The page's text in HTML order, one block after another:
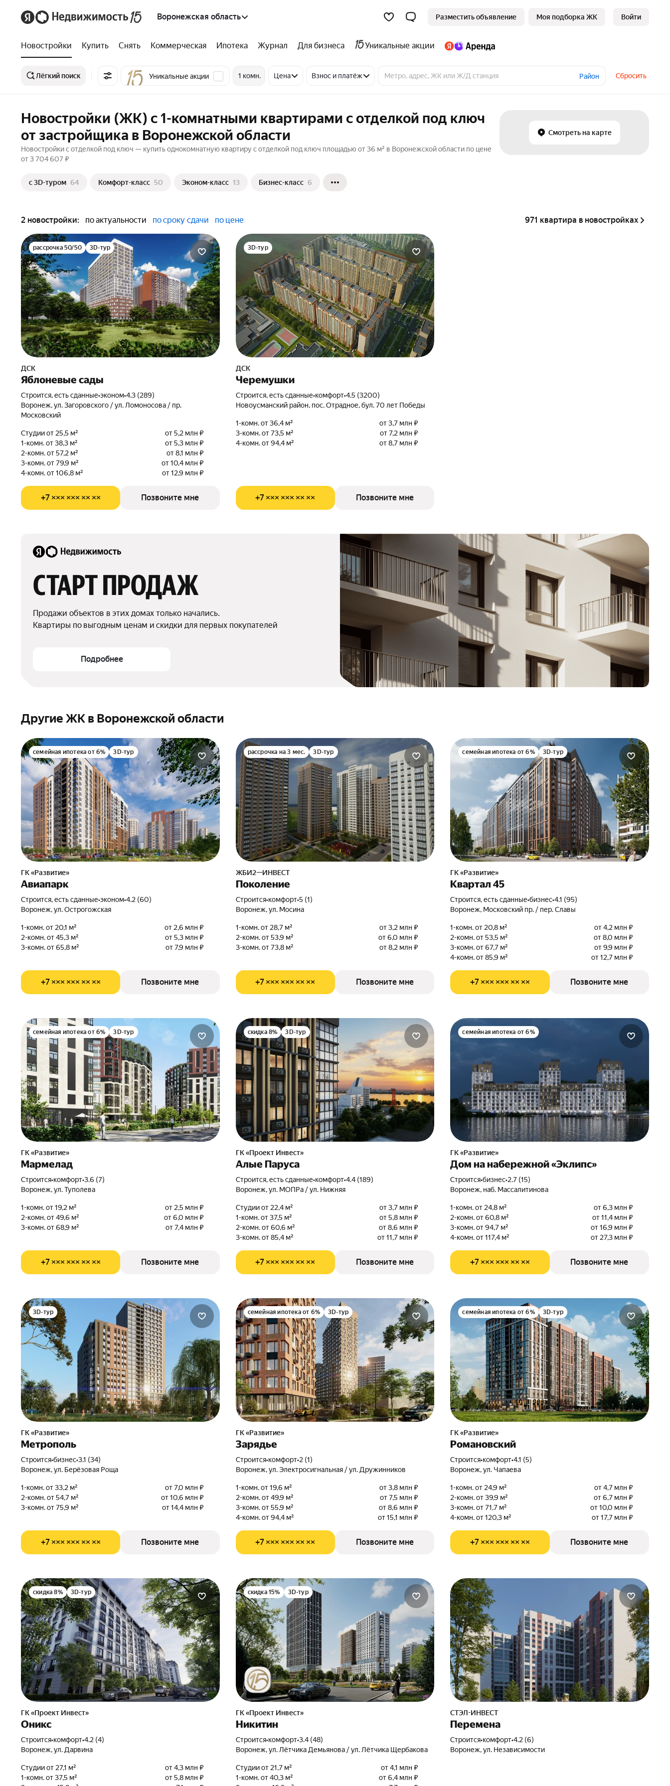
Воронежская область Разместить объявление Моя подборка ЖК Войти
Новостройки Купить Снять Коммерческая Ипотека Журнал Для бизнеса Уникальные акции
Лёгкий поиск Уникальные акции 1 комн. Цена Взнос и платёж Район Сбросить
Новостройки (ЖК) с 1-комнатными квартирами с отделкой под ключ
от застройщика в Воронежской области
Новостройки с отделкой под ключ — купить однокомнатную квартиру с отделкой под ключ площадью от 36 м² в Воронежской области по цене
от 3 704 607 ₽
c 3D-туром 64 Комфорт-класс 50 Эконом-класс 13 Бизнес-класс 6
Смотреть на карте
2 новостройки: по актуальности по сроку сдачи по цене 971 квартира в новостройках
рассрочка 50/50 3D-тур
ДСК
Яблоневые сады
Строится, есть сданные•эконом•4.3 (289)
Воронеж, ул. Загоровского / ул. Ломоносова / пр.
Московский
Студии от 25,5 м²
от 5,2 млн ₽
1-комн. от 38,3 м²
от 5,3 млн ₽
2-комн. от 57,2 м²
от 8,1 млн ₽
3-комн. от 79,9 м²
от 10,4 млн ₽
4-комн. от 106,8 м²
от 12,9 млн ₽
+7 ××× ××× ×× ×× Позвоните мне
3D-тур
ДСК
Черемушки
Строится, есть сданные•комфорт•4.5 (3200)
Новоусманский район, пос. Отрадное, бул. 70 лет Победы
1-комн. от 36,4 м²
от 3,7 млн ₽
3-комн. от 73,5 м²
от 7,2 млн ₽
4-комн. от 94,4 м²
от 8,7 млн ₽
+7 ××× ××× ×× ×× Позвоните мне
СТАРТ ПРОДАЖ
Продажи объектов в этих домах только начались.
Квартиры по выгодным ценам и скидки для первых покупателей
Подробнее
Другие ЖК в Воронежской области
семейная ипотека от 6% 3D-тур
ГК «Развитие»
Авиапарк
Строится, есть сданные•эконом•4.2 (60)
Воронеж, ул. Острогожская
1-комн. от 20,1 м²
от 2,6 млн ₽
2-комн. от 45,3 м²
от 5,3 млн ₽
3-комн. от 65,8 м²
от 7,9 млн ₽
+7 ××× ××× ×× ×× Позвоните мне
рассрочка на 3 мес. 3D-тур
ЖБИ2—ИНВЕСТ
Поколение
Строится•комфорт•5 (1)
Воронеж, ул. Мосина
1-комн. от 28,7 м²
от 3,2 млн ₽
2-комн. от 53,9 м²
от 6,0 млн ₽
3-комн. от 73,8 м²
от 8,2 млн ₽
+7 ××× ××× ×× ×× Позвоните мне
семейная ипотека от 6% 3D-тур
ГК «Развитие»
Квартал 45
Строится, есть сданные•бизнес•4.1 (95)
Воронеж, Московский пр. / пер. Славы
1-комн. от 20,8 м²
от 4,2 млн ₽
2-комн. от 53,5 м²
от 8,0 млн ₽
3-комн. от 67,7 м²
от 9,9 млн ₽
4-комн. от 85,9 м²
от 12,7 млн ₽
+7 ××× ××× ×× ×× Позвоните мне
семейная ипотека от 6% 3D-тур
ГК «Развитие»
Мармелад
Строится•комфорт•3.6 (7)
Воронеж, ул. Туполева
1-комн. от 19,2 м²
от 2,5 млн ₽
2-комн. от 49,6 м²
от 6,0 млн ₽
3-комн. от 68,9 м²
от 7,4 млн ₽
+7 ××× ××× ×× ×× Позвоните мне
скидка 8% 3D-тур
ГК «Проект Инвест»
Алые Паруса
Строится, есть сданные•комфорт•4.4 (189)
Воронеж, ул. МОПРа / ул. Нижняя
Студии от 22,4 м²
от 3,7 млн ₽
1-комн. от 37,5 м²
от 5,8 млн ₽
2-комн. от 60,6 м²
от 8,6 млн ₽
3-комн. от 85,4 м²
от 11,7 млн ₽
+7 ××× ××× ×× ×× Позвоните мне
семейная ипотека от 6%
ГК «Развитие»
Дом на набережной «Эклипс»
Строится•бизнес•2.7 (15)
Воронеж, наб. Массалитинова
1-комн. от 24,8 м²
от 6,3 млн ₽
2-комн. от 60,8 м²
от 11,4 млн ₽
3-комн. от 94,7 м²
от 16,9 млн ₽
4-комн. от 117,4 м²
от 27,3 млн ₽
+7 ××× ××× ×× ×× Позвоните мне
3D-тур
ГК «Развитие»
Метрополь
Строится•бизнес•3.1 (34)
Воронеж, ул. Берёзовая Роща
1-комн. от 33,2 м²
от 7,0 млн ₽
2-комн. от 54,7 м²
от 10,6 млн ₽
3-комн. от 75,9 м²
от 14,4 млн ₽
+7 ××× ××× ×× ×× Позвоните мне
семейная ипотека от 6% 3D-тур
ГК «Развитие»
Зарядье
Строится•комфорт•2 (1)
Воронеж, ул. Электросигнальная / ул. Дружинников
1-комн. от 19,6 м²
от 3,8 млн ₽
2-комн. от 49,9 м²
от 7,5 млн ₽
3-комн. от 55,9 м²
от 8,6 млн ₽
4-комн. от 94,4 м²
от 15,1 млн ₽
+7 ××× ××× ×× ×× Позвоните мне
семейная ипотека от 6% 3D-тур
ГК «Развитие»
Романовский
Строится•комфорт•4.1 (5)
Воронеж, ул. Чапаева
1-комн. от 24,9 м²
от 4,7 млн ₽
2-комн. от 39,9 м²
от 6,7 млн ₽
3-комн. от 71,7 м²
от 10,0 млн ₽
4-комн. от 120,3 м²
от 17,7 млн ₽
+7 ××× ××× ×× ×× Позвоните мне
скидка 8% 3D-тур
ГК «Проект Инвест»
Оникс
Строится•комфорт•4.2 (4)
Воронеж, ул. Дарвина
Студии от 27,1 м²
от 4,3 млн ₽
1-комн. от 37,5 м²
от 5,8 млн ₽
скидка 15% 3D-тур
ГК «Проект Инвест»
Никитин
Строится•комфорт•3.4 (48)
Воронеж, ул. Лётчика Демьянова / ул. Лётчика Щербакова
Студии от 21,7 м²
от 4,1 млн ₽
1-комн. от 40,3 м²
от 6,4 млн ₽
СТЭЛ-ИНВЕСТ
Перемена
Строится•комфорт•4.2 (6)
Воронеж, ул. Независимости